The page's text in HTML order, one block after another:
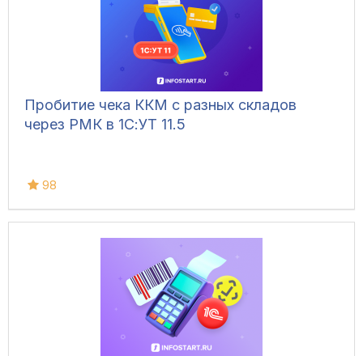
Пробитие чека ККМ с разных складов
через РМК в 1С:УТ 11.5
98